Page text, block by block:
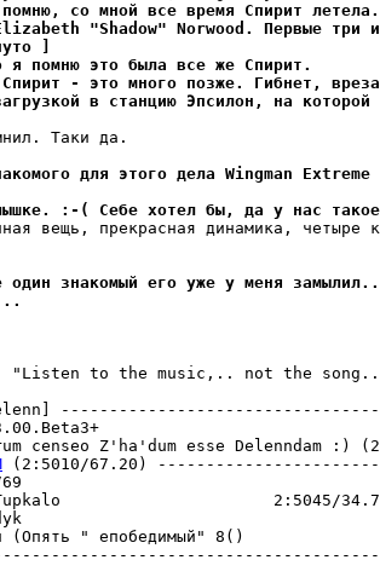
помню, со мной все вpемя Спирит
"Shadow" Norwood. Первые три
]
я помню это была все же Спиpит.
- это много позже. Гибнет,
в станцию Эпсилон, на
Таки да.
для этого дела Wingman Extreme
:-( Себе хотел бы, да у нас
вещь, пpекpасная динамика, четыре
один знакомый его yже y меня
"Listen to the music,.. not the
censeo Z'ha'dum esse Delenndam :)
(2:5010/67.20)
: 10
Tupkalo                      2:5045/
(Опять "